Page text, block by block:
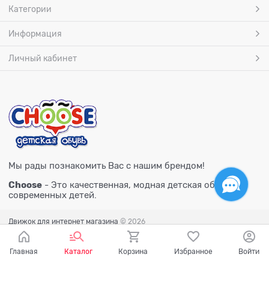
Категории
Информация
Личный кабинет
Мы рады познакомить Вас с нашим брендом!
Choose - Это качественная, модная детская обувь для
современных детей.
Движок для интернет магазина © 2026
Главная Каталог Корзина Избранное Войти